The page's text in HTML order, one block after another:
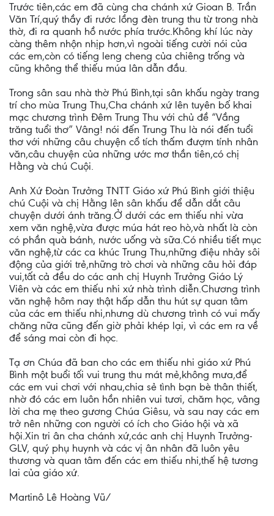
Trước tiên,các em đã cùng cha chánh xứ Gioan B. Trần
Văn Trí,quý thầy đi rước lồng đèn trung thu từ trong nhà
thờ, đi ra quanh hồ nước phía trước.Không khí lúc này
càng thêm nhộn nhịp hơn,vì ngoài tiếng cười nói của
các em,còn có tiếng leng cheng của chiêng trống và
cũng không thể thiếu múa lân dẫn đầu.
Trong sân sau nhà thờ Phú Bình,tại sân khấu ngày trang
trí cho mùa Trung Thu,Cha chánh xứ lên tuyên bố khai
mạc chương trình Đêm Trung Thu với chủ đề “Vầng
trăng tuổi thơ” Vâng! nói đến Trung Thu là nói đến tuổi
thơ với những câu chuyện cổ tích thấm đượm tính nhân
văn,câu chuyện của những ước mơ thần tiên,có chị
Hằng và chú Cuội.
Anh Xứ Đoàn Trưởng TNTT Giáo xứ Phú Bình giới thiệu
chú Cuội và chị Hằng lên sân khấu để dẫn dắt câu
chuyện dưới ánh trăng.Ở dưới các em thiếu nhi vừa
xem văn nghệ,vừa được múa hát reo hò,và nhất là còn
có phần quà bánh, nước uống và sữa.Có nhiều tiết mục
văn nghệ,từ các ca khúc Trung Thu,những điệu nhảy sôi
động của giới trẻ,những trò chơi và những câu hỏi đáp
vui,tất cả đều do các anh chị Huynh Trưởng Giáo Lý
Viên và các em thiếu nhi xứ nhà trình diễn.Chương trình
văn nghệ hôm nay thật hấp dẫn thu hút sự quan tâm
của các em thiếu nhi,nhưng dù chương trình có vui mấy
chăng nữa cũng đến giờ phải khép lại, vì các em ra về
để sáng mai còn đi học.
Tạ ơn Chúa đã ban cho các em thiếu nhi giáo xứ Phú
Bình một buổi tối vui trung thu mát mẻ,không mưa,để
các em vui chơi với nhau,chia sẻ tình bạn bè thân thiết,
nhờ đó các em luôn hồn nhiên vui tươi, chăm học, vâng
lời cha mẹ theo gương Chúa Giêsu, và sau nay các em
trở nên những con người có ích cho Giáo hội và xã
hội.Xin tri ân cha chánh xứ,các anh chị Huynh Trưởng-
GLV, quý phụ huynh và các vị ân nhân đã luôn yêu
thương và quan tâm đến các em thiếu nhi,thế hệ tương
lai của giáo xứ.
Martinô Lê Hoàng Vũ/